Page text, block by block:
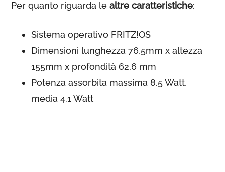
Per quanto riguarda lealtre caratteristiche:
Sistema operativo FRITZ!OS
Dimensioni lunghezza 76,5mm x altezza
155mm x profondità 62,6 mm
Potenza assorbita massima 8.5 Watt,
media 4.1 Watt